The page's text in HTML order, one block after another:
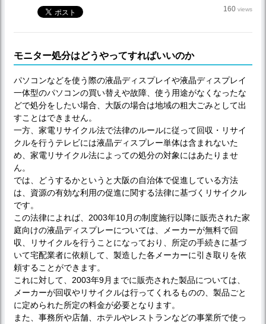
160 views
モニター処分はどうやってすればいいのか
パソコンなどを使う際の液晶ディスプレイや液晶ディスプレイ
一体型のパソコンの買い替えや故障、使う用途がなくなったな
どで処分をしたい場合、大阪の場合は地域の粗大ごみとして出
すことはできません。
一方、家電リサイクル法で法律のルールに従って回収・リサイ
クルを行うテレビには液晶ディスプレー単体は含まれないた
め、家電リサイクル法によっての処分の対象にはあたりませ
ん。
では、どうするかというと大阪の自治体で促進している方法
は、資源の有効な利用の促進に関する法律に基づくリサイクル
です。
この法律によれば、2003年10月の制度施行以降に販売された家
庭向けの液晶ディスプレーについては、メーカーが無料で回
収、リサイクルを行うことになっており、所定の手続きに基づ
いて宅配業者に依頼して、製造した各メーカーに引き取りを依
頼することができます。
これに対して、2003年9月までに販売された製品については、
メーカーが回収やリサイクルは行ってくれるものの、製品ごと
に定められた所定の料金が必要となります。
また、事務所や店舗、ホテルやレストランなどの事業所で使っ